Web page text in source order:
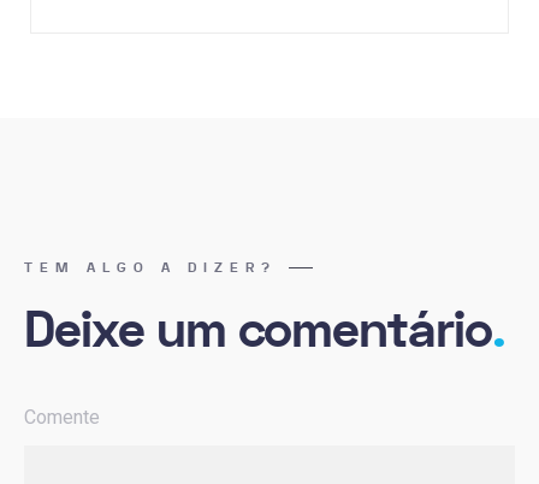
TEM ALGO A DIZER?
Deixe um comentário.
Comente